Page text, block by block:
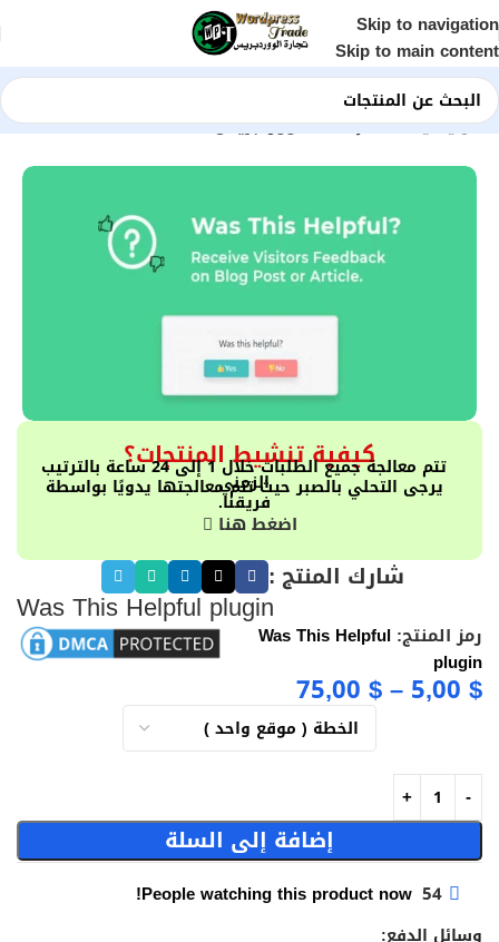
Skip to navigation
Skip to main content
الرئيسيةShopإضافات ووردبريس
كيفية تنشيط المنتجات؟تتم معالجة جميع الطلبات خلال 1 إلى 24 ساعة بالترتيب
الزمني
يرجى التحلي بالصبر حيث تتم معالجتها يدويًا بواسطة
فريقنا.
اضغط هنا
شارك المنتج :
Was This Helpful plugin
رمز المنتج: Was This Helpful
plugin
5,00$
–
75,00$
إضافة إلى السلة
54
People watching this product now!